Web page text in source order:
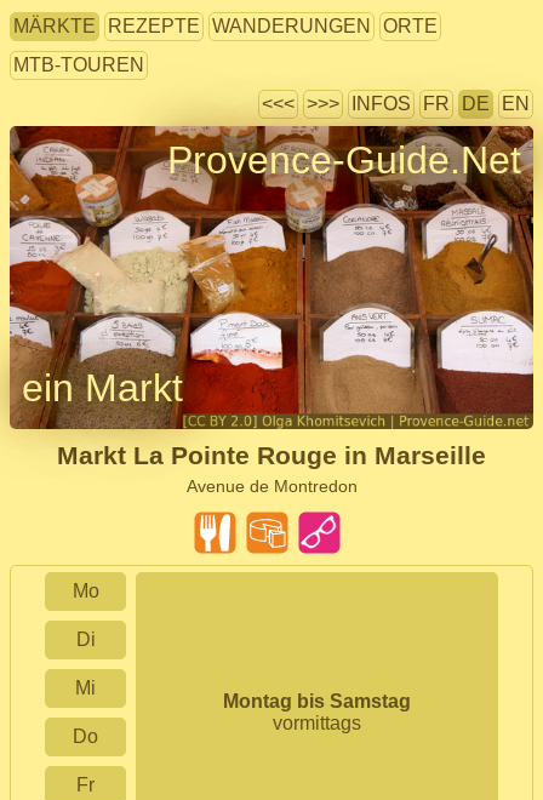
MÄRKTE REZEPTE WANDERUNGEN
ORTE
MTB-TOUREN
<<< >>> INFOS FR DE EN
Provence-Guide.Net
ein Markt
Markt La Pointe Rouge in Marseille
Avenue de Montredon
Mo
Montag bis Samstag
vormittags
Di
Mi
Do
Fr